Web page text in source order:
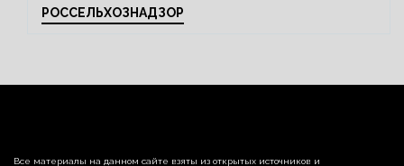
РОССЕЛЬХОЗНАДЗОР
Все материалы на данном сайте взяты из открытых источников и